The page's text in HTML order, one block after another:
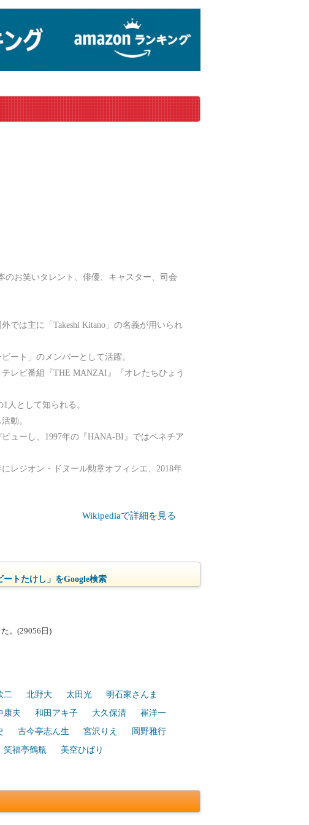
のお笑いタレント、俳優、キャスター、司会
では主に「Takeshi Kitano」の名義が用いられ
ート」のメンバーとして活躍。
レビ番組『THE MANZAI』『オレたちひょう
人として知られる。
動。
ューし、1997年の『HANA-BI』ではベネチア
レジオン・ドヌール勲章オフィシエ、2018年
Wikipediaで詳細を見る
ートたけし」をGoogle検索
。(29056日)
二 北野大 太田光
明石家さんま
康夫 和田アキ子 大久保清
崔洋一
古今亭志ん生 宮沢りえ
岡野雅行
笑福亭鶴瓶 美空ひばり